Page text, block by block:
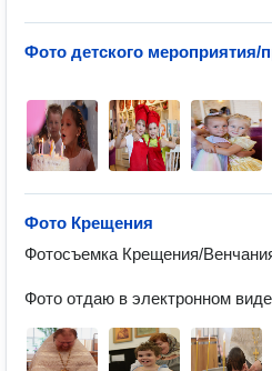
Фото детского мероприятия/
Фото Крещения
Фотосъемка Крещения/
Фото отдаю в электронном